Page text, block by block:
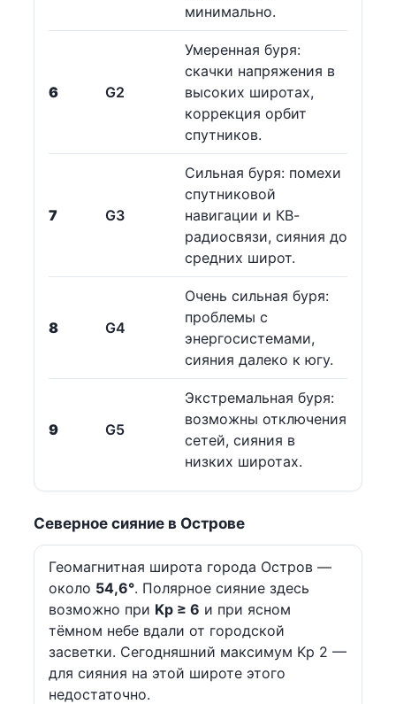
минимально.
6 G2
Умеренная буря:
скачки напряжения в
высоких широтах,
коррекция орбит
спутников.
7 G3
Сильная буря: помехи
спутниковой
навигации и КВ-
радиосвязи, сияния до
средних широт.
8 G4
Очень сильная буря:
проблемы с
энергосистемами,
сияния далеко к югу.
9 G5
Экстремальная буря:
возможны отключения
сетей, сияния в
низких широтах.
Северное сияние в Острове
Геомагнитная широта города Остров —
около 54,6°. Полярное сияние здесь
возможно при Kp ≥ 6 и при ясном
тёмном небе вдали от городской
засветки. Сегодняшний максимум Kp 2 —
для сияния на этой широте этого
недостаточно.